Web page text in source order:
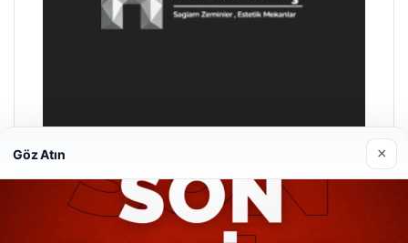
Prenses Night Club
Göz Atın ×